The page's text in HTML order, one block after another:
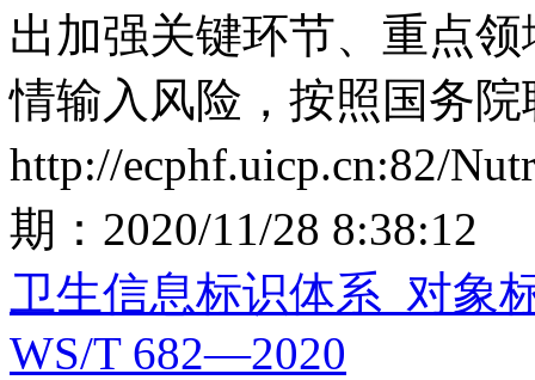
出加强关键环节、重点
情输入风险，按照国务
http://ecphf.uicp.cn:82/
期： 2020/11/28 8:38:12
卫生信息标识体系 对象
WS/T 682—2020